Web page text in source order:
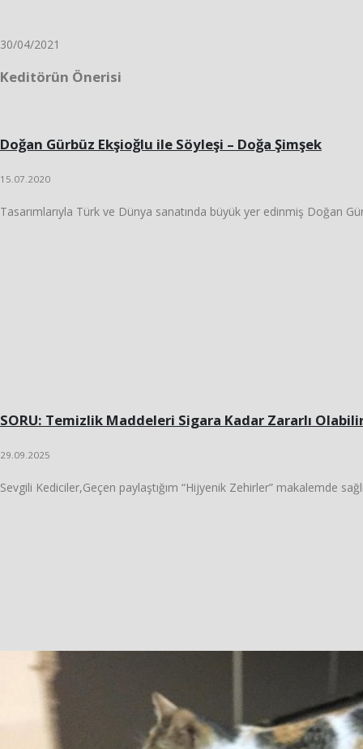
30/04/2021
Keditörün Önerisi
Doğan Gürbüz Ekşioğlu ile Söyleşi – Doğa Şimşek
15.07.2020
Tasarımlarıyla Türk ve Dünya sanatında büyük yer edinmiş Doğan
SORU: Temizlik Maddeleri Sigara Kadar Zararlı
29.09.2025
Sevgili Kediciler,Geçen paylaştığım “Hijyenik Zehirler” makalemde